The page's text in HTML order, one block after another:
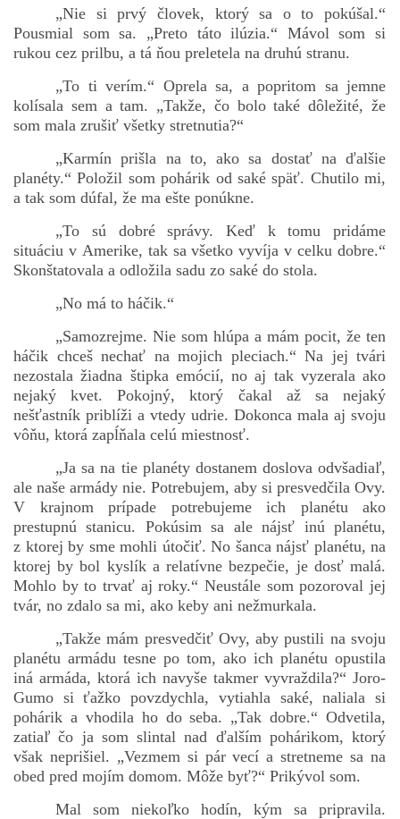
„Nie si prvý človek, ktorý sa o to pokúšal.“
Pousmial som sa. „Preto táto ilúzia.“ Mávol som si
rukou cez prilbu, a tá ňou preletela na druhú stranu.
„To ti verím.“ Oprela sa, a popritom sa jemne
kolísala sem a tam. „Takže, čo bolo také dôležité, že
som mala zrušiť všetky stretnutia?“
„Karmín prišla na to, ako sa dostať na ďalšie
planéty.“ Položil som pohárik od saké späť. Chutilo mi,
a tak som dúfal, že ma ešte ponúkne.
„To sú dobré správy. Keď k tomu pridáme
situáciu v Amerike, tak sa všetko vyvíja v celku dobre.“
Skonštatovala a odložila sadu zo saké do stola.
„No má to háčik.“
„Samozrejme. Nie som hlúpa a mám pocit, že ten
háčik chceš nechať na mojich pleciach.“ Na jej tvári
nezostala žiadna štipka emócií, no aj tak vyzerala ako
nejaký kvet. Pokojný, ktorý čakal až sa nejaký
nešťastník priblíži a vtedy udrie. Dokonca mala aj svoju
vôňu, ktorá zapĺňala celú miestnosť.
„Ja sa na tie planéty dostanem doslova odvšadiaľ,
ale naše armády nie. Potrebujem, aby si presvedčila Ovy.
V krajnom prípade potrebujeme ich planétu ako
prestupnú stanicu. Pokúsim sa ale nájsť inú planétu,
z ktorej by sme mohli útočiť. No šanca nájsť planétu, na
ktorej by bol kyslík a relatívne bezpečie, je dosť malá.
Mohlo by to trvať aj roky.“ Neustále som pozoroval jej
tvár, no zdalo sa mi, ako keby ani nežmurkala.
„Takže mám presvedčiť Ovy, aby pustili na svoju
planétu armádu tesne po tom, ako ich planétu opustila
iná armáda, ktorá ich navyše takmer vyvraždila?“ Joro-
Gumo si ťažko povzdychla, vytiahla saké, naliala si
pohárik a vhodila ho do seba. „Tak dobre.“ Odvetila,
zatiaľ čo ja som slintal nad ďalším pohárikom, ktorý
však neprišiel. „Vezmem si pár vecí a stretneme sa na
obed pred mojím domom. Môže byť?“ Prikývol som.
Mal som niekoľko hodín, kým sa pripravila.